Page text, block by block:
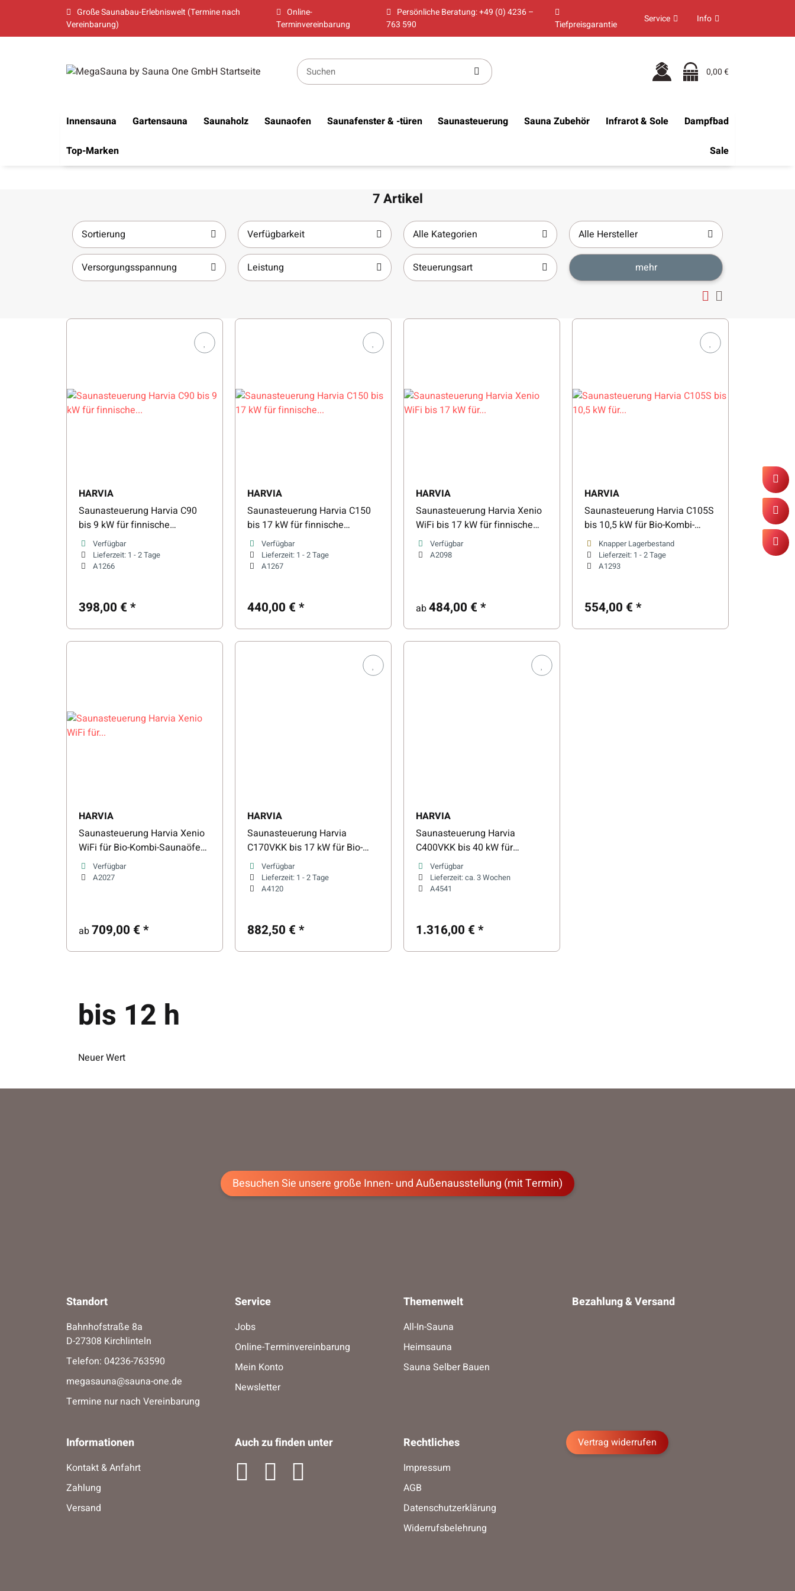
Große Saunabau-Erlebniswelt (Termine nach
Vereinbarung)
Online-
Terminvereinbarung
Persönliche Beratung: +49 (0) 4236 –
763 590
Tiefpreisgarantie Service Info
0,00 €
Innensauna Gartensauna Saunaholz Saunaofen Saunafenster & -türen Saunasteuerung Sauna Zubehör Infrarot & Sole Dampfbad
Top-Marken Sale
7 Artikel
Sortierung Verfügbarkeit Alle Kategorien Alle Hersteller
Versorgungsspannung Leistung Steuerungsart mehr
HARVIA
Saunasteuerung Harvia C90
bis 9 kW für finnische
Saunaöfen
Verfügbar
Lieferzeit: 1 - 2 Tage
A1266
398,00 €*
HARVIA
Saunasteuerung Harvia C150
bis 17 kW für finnische
Saunaöfen
Verfügbar
Lieferzeit: 1 - 2 Tage
A1267
440,00 €*
HARVIA
Saunasteuerung Harvia Xenio
WiFi bis 17 kW für finnische
Saunaöfen
Verfügbar
A2098
ab484,00 €*
HARVIA
Saunasteuerung Harvia C105S
bis 10,5 kW für Bio-Kombi-
Saunaöfen
Knapper Lagerbestand
Lieferzeit: 1 - 2 Tage
A1293
554,00 €*
HARVIA
Saunasteuerung Harvia Xenio
WiFi für Bio-Kombi-Saunaöfen
bis 11 kW
Verfügbar
A2027
ab709,00 €*
HARVIA
Saunasteuerung Harvia
C170VKK bis 17 kW für Bio-
Kombi-Saunaöfen
Verfügbar
Lieferzeit: 1 - 2 Tage
A4120
882,50 €*
HARVIA
Saunasteuerung Harvia
C400VKK bis 40 kW für
finnische Saunaöfen
Verfügbar
Lieferzeit:ca. 3 Wochen
A4541
1.316,00 €*
bis 12 h
Neuer Wert
Besuchen Sie unsere große Innen- und Außenausstellung (mit Termin)
Standort
Bahnhofstraße 8a
D-27308 Kirchlinteln
Telefon: 04236-763590
megasauna@sauna-one.de
Termine nur nach Vereinbarung
Service
Jobs
Online-Terminvereinbarung
Mein Konto
Newsletter
Themenwelt
All-In-Sauna
Heimsauna
Sauna Selber Bauen
Bezahlung & Versand
Informationen
Kontakt & Anfahrt
Zahlung
Versand
Auch zu finden unter Rechtliches
Impressum
AGB
Datenschutzerklärung
Widerrufsbelehrung
Vertrag widerrufen